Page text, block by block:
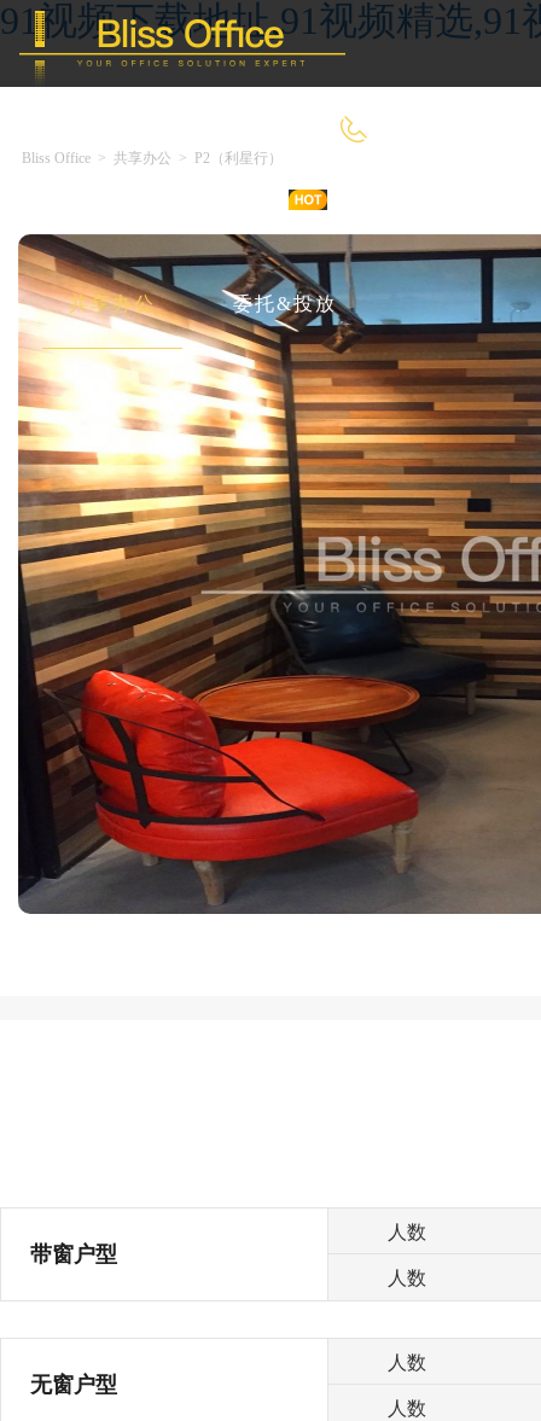
91视频下载地址,91视频精选
共享办公 委托&投放
Bliss Office > 共享办公 > P2（利星行）
带窗户型
人数
人数
无窗户型
人数
人数